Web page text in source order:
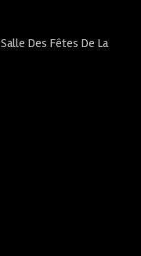
Des Fêtes De La